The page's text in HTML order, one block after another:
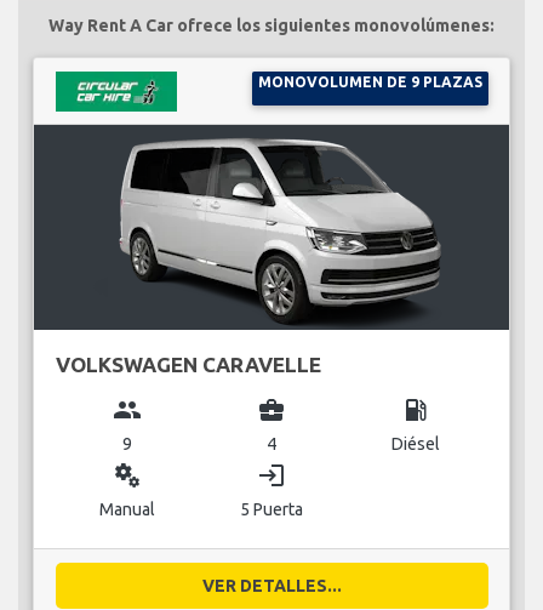
Way Rent A Car ofrece los siguientes monovolúmenes:
MONOVOLUMEN DE 9 PLAZAS
VOLKSWAGEN CARAVELLE
group
9
business_center
4
local_gas_station
Diésel
miscellaneous_services
Manual
login
5 Puerta
VER DETALLES...